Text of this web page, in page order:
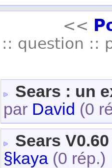
<<
:: question ::
Sears : un
par David (0
Sears V0.60
§kaya (0 rép.)